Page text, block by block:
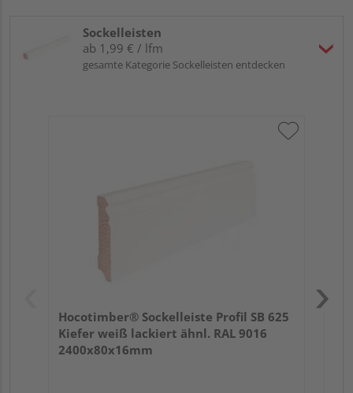
Sockelleisten
ab 1,99 € / lfm
gesamte Kategorie Sockelleisten entdecken
Hocotimber® Sockelleiste Profil SB 625
Kiefer weiß lackiert ähnl. RAL 9016
2400x80x16mm